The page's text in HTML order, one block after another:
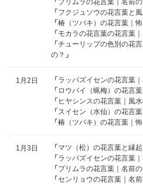
「フクジュソウの花言葉と
「椿（ツバキ）の花言葉｜
「モカラの花言葉の花言葉
「チューリップの色別の花
の？ 」
1月2日 「ラッパズイセンの花言葉
「ロウバイ（蝋梅）の花言
「ヒヤシンスの花言葉｜風
「スイセン（水仙）の花言
「椿（ツバキ）の花言葉｜
1月3日 「マツ（松）の花言葉と縁
「ラッパズイセンの花言葉
「プリムラの花言葉｜名前
「センリョウの花言葉｜名